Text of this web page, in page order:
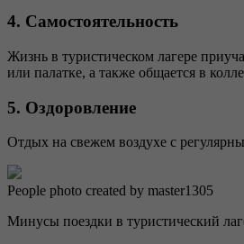
4. Самостоятельность
Жизнь в туристическом лагере
или палатке, а также общается в
5. Оздоровление
Отдых на свежем воздухе с
People photo created by master1305
Минусы поездки в туристический